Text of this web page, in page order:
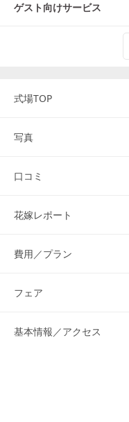
ゲスト向けサービス
式場TOP
写真
口コミ
花嫁レポート
費用／プラン
フェア
基本情報／アクセス